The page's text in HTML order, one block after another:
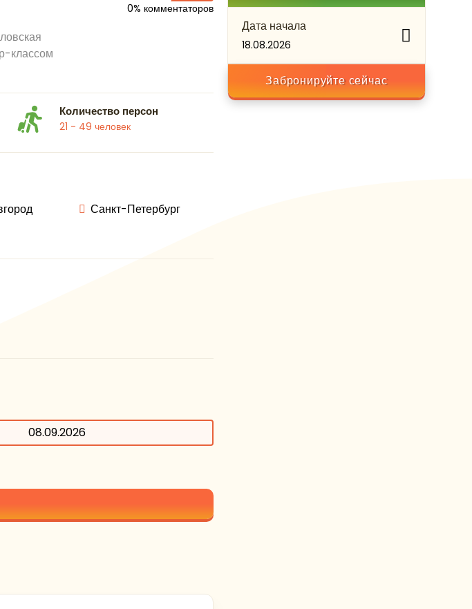
классом
0% комментаторов
Количество персон
21 - 49 человек
Санкт-Петербург
08.09.2026
Дата начала
18.08.2026
Забронируйте сейчас